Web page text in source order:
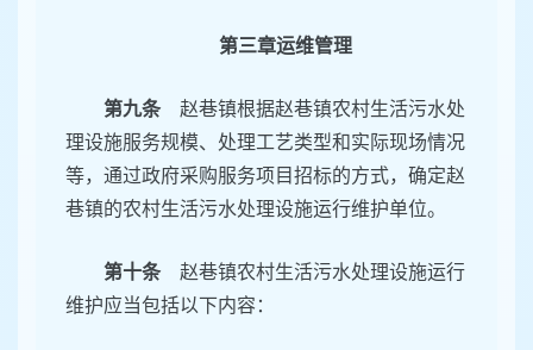
第三章运维管理
第九条 赵巷镇根据赵巷镇农村生活污水处
理设施服务规模、处理工艺类型和实际现场情况
等，通过政府采购服务项目招标的方式，确定赵
巷镇的农村生活污水处理设施运行维护单位。
第十条 赵巷镇农村生活污水处理设施运行
维护应当包括以下内容：